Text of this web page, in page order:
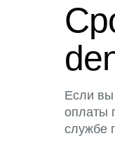
Если вы
оплаты
службе